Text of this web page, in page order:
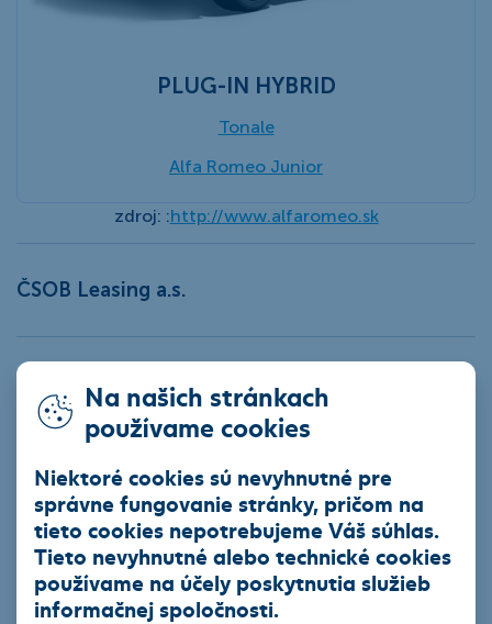
PLUG-IN HYBRID
Tonale
Alfa Romeo Junior
zdroj: :http://www.alfaromeo.sk
ČSOB Leasing a.s.
Produkty
Leasingový úver
Smart finančný leasing
Operatívny leasing
EIB úver so zvýhodneným úrokom
Ekofinancovanie
Na našich stránkach
používame cookies
Niektoré cookies sú nevyhnutné pre
správne fungovanie stránky, pričom na
tieto cookies nepotrebujeme Váš súhlas.
Tieto nevyhnutné alebo technické cookies
používame na účely poskytnutia služieb
informačnej spoločnosti.